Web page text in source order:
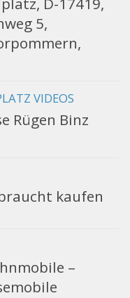
5,
VIDEOS
Rügen Binz
kaufen
–